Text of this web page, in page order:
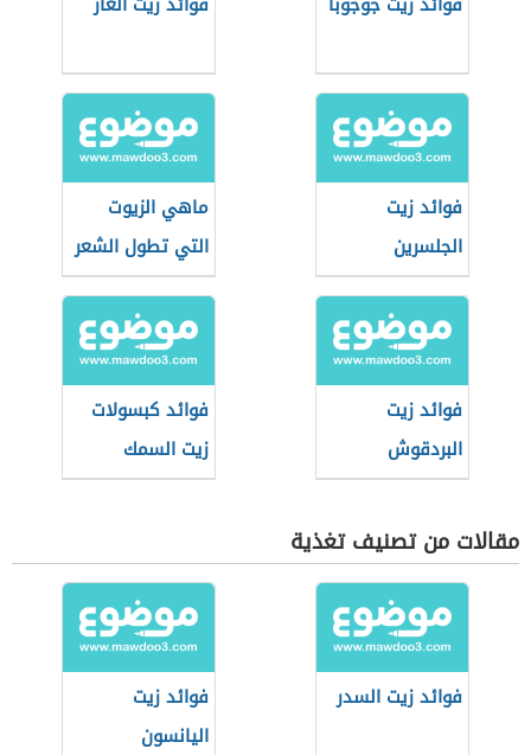
فوائد زيت
الجلسرين
ماهي الزيوت
التي تطول الشعر
فوائد زيت
البردقوش
فوائد كبسولات
زيت السمك
مقالات من تصنيف تغذية
فوائد زيت السدر
فوائد زيت
اليانسون